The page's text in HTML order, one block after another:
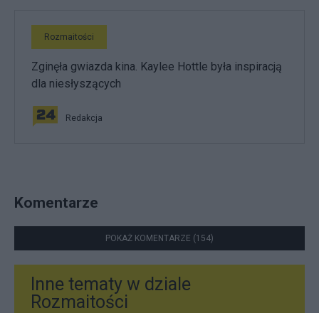
Rozmaitości
Zginęła gwiazda kina. Kaylee Hottle była inspiracją
dla niesłyszących
Redakcja
Komentarze
POKAŻ KOMENTARZE (154)
Inne tematy w dziale
Rozmaitości